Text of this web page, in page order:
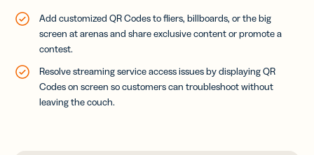
Add customized QR Codes to fliers, billboards, or the big
screen at arenas and share exclusive content or promote a
contest.
Resolve streaming service access issues by displaying QR
Codes on screen so customers can troubleshoot without
leaving the couch.